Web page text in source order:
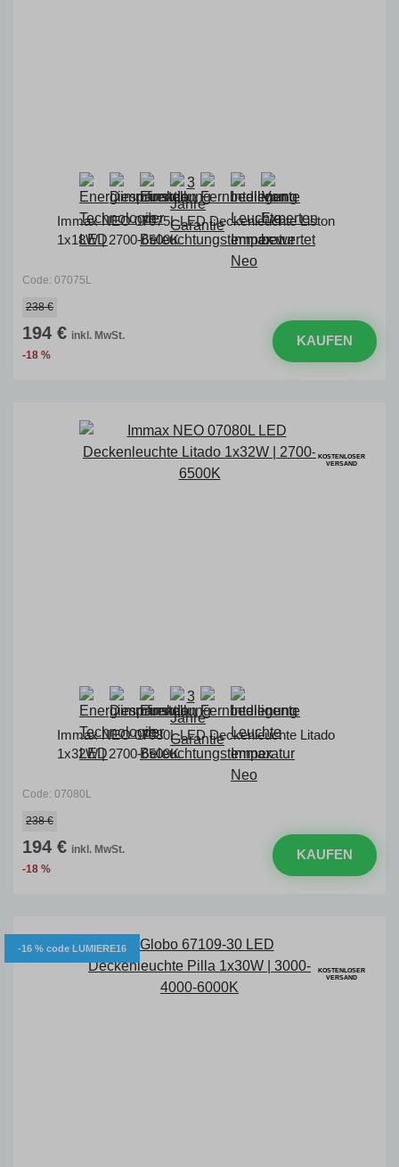
Immax NEO 07075L LED Deckenleuchte Liston
1x18W | 2700-6500K
Code: 07075L
238 €
194 € inkl. MwSt.
-18 %
KAUFEN
KOSTENLOSER
VERSAND
Immax NEO 07080L LED Deckenleuchte Litado
1x32W | 2700-6500K
Code: 07080L
238 €
194 € inkl. MwSt.
-18 %
KAUFEN
-16 % code LUMIERE16
KOSTENLOSER
VERSAND